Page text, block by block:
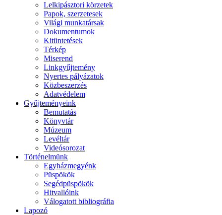
Lelkipásztori körzetek
Papok, szerzetesek
Világi munkatársak
Dokumentumok
Kitüntetések
Térkép
Miserend
Linkgyűjtemény
Nyertes pályázatok
Közbeszerzés
Adatvédelem
Gyűjteményeink
Bemutatás
Könyvtár
Múzeum
Levéltár
Videósorozat
Történelmünk
Egyházmegyénk
Püspökök
Segédpüspökök
Hitvallóink
Válogatott bibliográfia
Lapozó